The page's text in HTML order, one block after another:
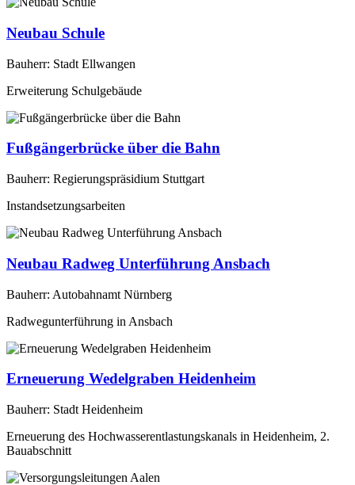
Neubau Schule
Bauherr: Stadt Ellwangen
Erweiterung Schulgebäude
Fußgängerbrücke über die Bahn
Bauherr: Regierungspräsidium Stuttgart
Instandsetzungsarbeiten
Neubau Radweg Unterführung Ansbach
Bauherr: Autobahnamt Nürnberg
Radwegunterführung in Ansbach
Erneuerung Wedelgraben Heidenheim
Bauherr: Stadt Heidenheim
Erneuerung des Hochwasserentlastungskanals in Heidenheim, 2.
Bauabschnitt